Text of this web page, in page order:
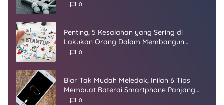
0
Penting, 5 Kesalahan yang Sering di
Lakukan Orang Dalam Membangun
Startup
0
Biar Tak Mudah Meledak, Inilah 6 Tips
Membuat Baterai Smartphone Panjang
Umur
0